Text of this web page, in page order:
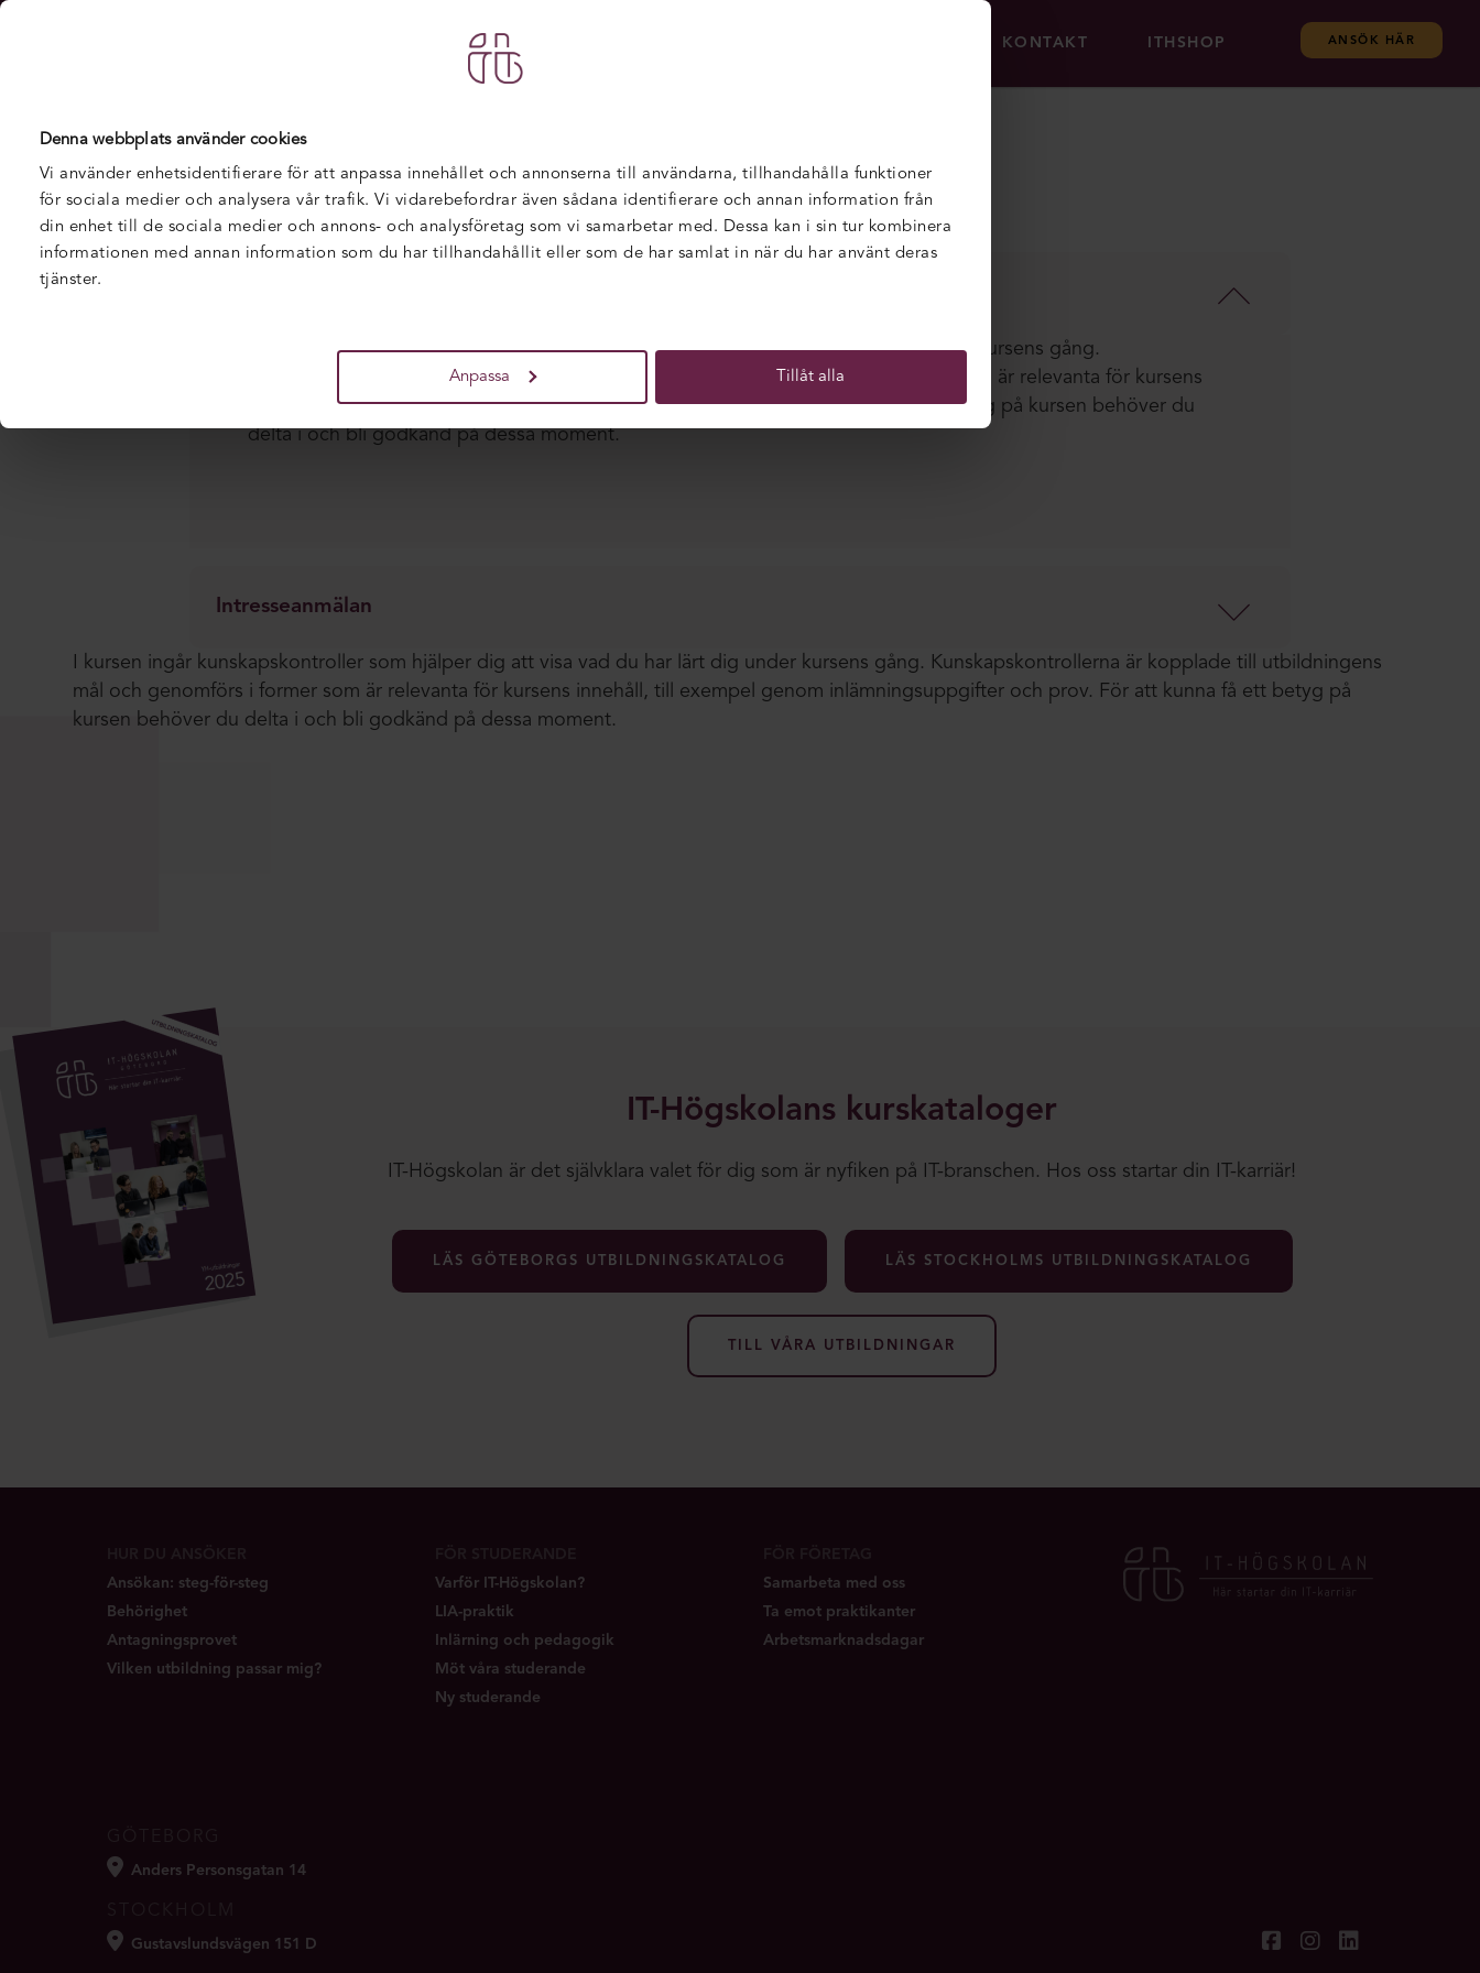
Denna webbplats använder cookies
Vi använder enhetsidentifierare för att anpassa innehållet och annonserna till användarna, tillhandahålla funktioner
för sociala medier och analysera vår trafik. Vi vidarebefordrar även sådana identifierare och annan information från
din enhet till de sociala medier och annons- och analysföretag som vi samarbetar med. Dessa kan i sin tur kombinera
informationen med annan information som du har tillhandahållit eller som de har samlat in när du har använt deras
tjänster.
Anpassa Tillåt alla
UTBILDNINGAR KONTAKT ITHSHOP ANSÖK HÄR
Hem / Utbildningar / Copilot för Microsoft 365 – YH-kurs
I kursen ingår kunskapskontroller som hjälper dig att visa vad du har lärt dig under kursens gång.
Kunskapskontrollerna är kopplade till utbildningens mål och genomförs i former som är relevanta för kursens
innehåll, till exempel genom inlämningsuppgifter och prov. För att kunna få ett betyg på kursen behöver du
delta i och bli godkänd på dessa moment.
Intresseanmälan
I kursen ingår kunskapskontroller som hjälper dig att visa vad du har lärt dig under kursens gång. Kunskapskontrollerna är kopplade till utbildningens
mål och genomförs i former som är relevanta för kursens innehåll, till exempel genom inlämningsuppgifter och prov. För att kunna få ett betyg på
kursen behöver du delta i och bli godkänd på dessa moment.
IT-Högskolans kurskataloger
IT-Högskolan är det självklara valet för dig som är nyfiken på IT-branschen. Hos oss startar din IT-karriär!
LÄS GÖTEBORGS UTBILDNINGSKATALOG LÄS STOCKHOLMS UTBILDNINGSKATALOG
TILL VÅRA UTBILDNINGAR
Ansökan: steg-för-steg
Behörighet
Antagningsprovet
Vilken utbildning passar mig?
Varför IT-Högskolan?
LIA-praktik
Inlärning och pedagogik
Möt våra studerande
Ny studerande
Samarbeta med oss
Ta emot praktikanter
Arbetsmarknadsdagar
Anders Personsgatan 14
Gustavslundsvägen 151 D